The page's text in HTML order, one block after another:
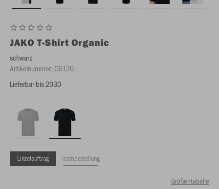
JAKO T-Shirt Organic
schwarz
Artikelnummer: C6120
Lieferbar bis 2030
Einzelauftrag Teambestellung
Größentabelle